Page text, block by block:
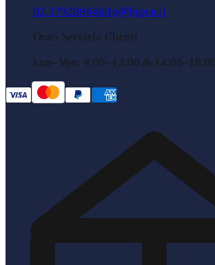
02 37920944info@bipen.it
Orari Servizio Clienti
Lun–Ven: 9:00–13:00 &